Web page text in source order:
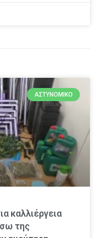
ΑΣΤΥΝΟΜΙΚΌ
καλλιέργεια
της